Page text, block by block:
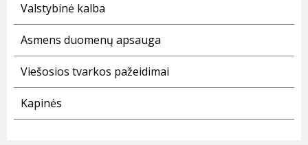
Valstybinė kalba
Asmens duomenų apsauga
Viešosios tvarkos pažeidimai
Kapinės